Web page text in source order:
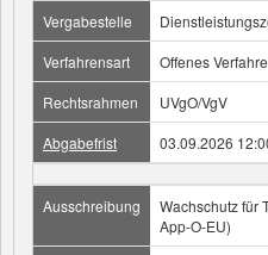
Vergabestelle
Verfahrensart
Offenes
Rechtsrahmen
UVgO/VgV
Abgabefrist
03.09.2026
Ausschreibung
Wachschutz für
App-O-EU)